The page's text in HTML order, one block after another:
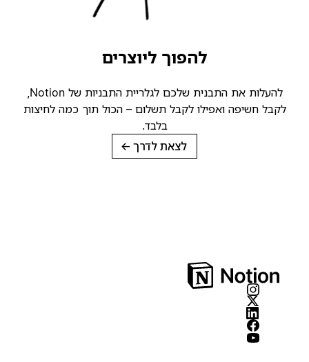
להפוך ליוצרים
לקבל חשיפה ואפילו לקבל תשלום – הכול תוך כמה לחיצות
בלבד.
לצאת לדרך →